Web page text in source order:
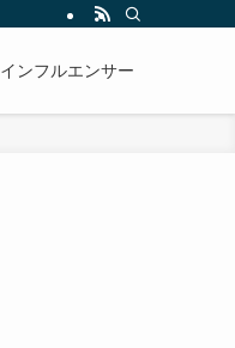
インフルエンサー